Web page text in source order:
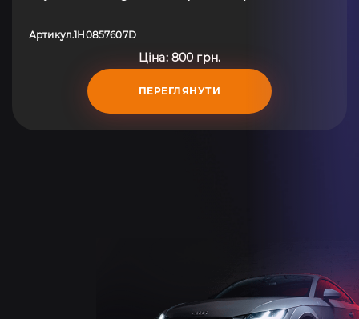
Артикул:1H0857607D
Ціна: 800 грн.
ПЕРЕГЛЯНУТИ